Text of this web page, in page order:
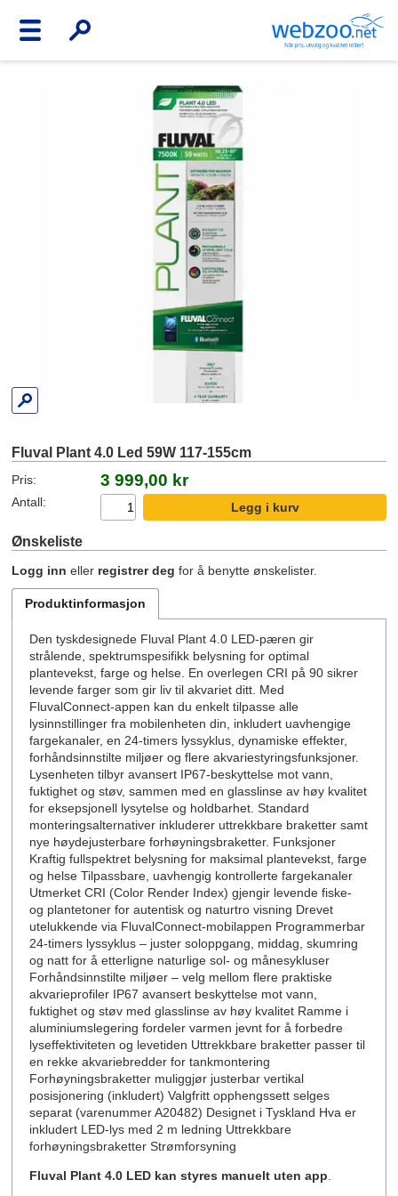
Fluval Plant 4.0 Led 59W 117-155cm
Pris: 3 999,00 kr
Antall:
Ønskeliste
Logg inn eller registrer deg for å benytte ønskelister.
Produktinformasjon
Den tyskdesignede Fluval Plant 4.0 LED-pæren gir
strålende, spektrumspesifikk belysning for optimal
plantevekst, farge og helse. En overlegen CRI på 90 sikrer
levende farger som gir liv til akvariet ditt. Med
FluvalConnect-appen kan du enkelt tilpasse alle
lysinnstillinger fra mobilenheten din, inkludert uavhengige
fargekanaler, en 24-timers lyssyklus, dynamiske effekter,
forhåndsinnstilte miljøer og flere akvariestyringsfunksjoner.
Lysenheten tilbyr avansert IP67-beskyttelse mot vann,
fuktighet og støv, sammen med en glasslinse av høy kvalitet
for eksepsjonell lysytelse og holdbarhet. Standard
monteringsalternativer inkluderer uttrekkbare braketter samt
nye høydejusterbare forhøyningsbraketter. Funksjoner
Kraftig fullspektret belysning for maksimal plantevekst, farge
og helse Tilpassbare, uavhengig kontrollerte fargekanaler
Utmerket CRI (Color Render Index) gjengir levende fiske-
og plantetoner for autentisk og naturtro visning Drevet
utelukkende via FluvalConnect-mobilappen Programmerbar
24-timers lyssyklus – juster soloppgang, middag, skumring
og natt for å etterligne naturlige sol- og månesykluser
Forhåndsinnstilte miljøer – velg mellom flere praktiske
akvarieprofiler IP67 avansert beskyttelse mot vann,
fuktighet og støv med glasslinse av høy kvalitet Ramme i
aluminiumslegering fordeler varmen jevnt for å forbedre
lyseffektiviteten og levetiden Uttrekkbare braketter passer til
en rekke akvariebredder for tankmontering
Forhøyningsbraketter muliggjør justerbar vertikal
posisjonering (inkludert) Valgfritt opphengssett selges
separat (varenummer A20482) Designet i Tyskland Hva er
inkludert LED-lys med 2 m ledning Uttrekkbare
forhøyningsbraketter Strømforsyning
Fluval Plant 4.0 LED kan styres manuelt uten app